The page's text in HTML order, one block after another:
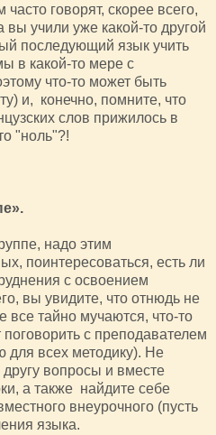
говорят, скорее всего,
учили уже какой-то другой
последующий язык учить
в какой-то мере с
что-то может быть
и, конечно, помните, что
слов прижилось в
"ноль"?!
надо этим
поинтересоваться, есть ли
с освоением
вы увидите, что отнюдь не
все тайно мучаются, что-то
с преподавателем
для всех методику). Не
другу вопросы и вместе
а также найдите себе
внеурочного (пусть
языка.